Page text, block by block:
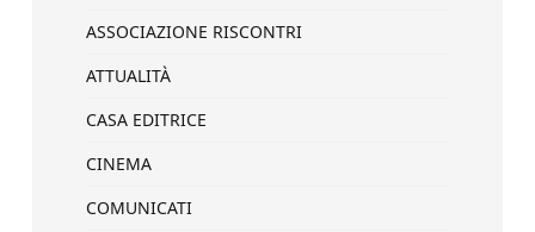
ASSOCIAZIONE RISCONTRI
ATTUALITÀ
CASA EDITRICE
CINEMA
COMUNICATI